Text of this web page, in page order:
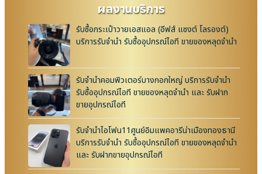
ผลงานบริการ
รับซื้อกระเป๋าวายเอสแอล (อีฟส์ แซงต์ โลรองต์)
บริการรับจำนำ รับซื้ออุปกรณ์ไอที ขายของหลุดจำนำ
รับจำนำคอมพิวเตอร์บางกอกใหญ่ บริการรับจำนำ
รับซื้ออุปกรณ์ไอที ขายของหลุดจำนำ และ รับฝาก
ขายอุปกรณ์ไอที
รับจำนำไอโฟน11ศูนย์อิมแพคอารีน่าเมืองทองธานี
บริการรับจำนำ รับซื้ออุปกรณ์ไอที ขายของหลุดจำนำ
และ รับฝากขายอุปกรณ์ไอที